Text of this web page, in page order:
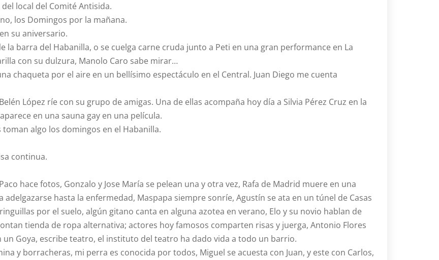
local del Comité Antisida.
los Domingos por la mañana.
su aniversario.
la barra del Habanilla, o se cuelga carne cruda junto a Peti en una gran performance en La
con su dulzura, Manolo Caro sabe mirar…
chaqueta por el aire en un bellísimo espectáculo en el Central. Juan Diego me cuenta
López ríe con su grupo de amigas. Una de ellas acompaña hoy día a Silvia Pérez Cruz en la
en una sauna gay en una película.
algo los domingos en el Habanilla.
continua.
hace fotos, Gonzalo y Jose María se pelean una y otra vez, Rafa de Madrid muere en una
hasta la enfermedad, Maspapa siempre sonríe, Agustín se ata en un túnel de Casas
por el suelo, algún gitano canta en alguna azotea en verano, Elo y su novio hablan de
tienda de ropa alternativa; actores hoy famosos comparten risas y juerga, Antonio Flores
un Goya, escribe teatro, el instituto del teatro ha dado vida a todo un barrio.
y borracheras, mi perra es conocida por todos, Miguel se acuesta con Juan, y este con Carlos,